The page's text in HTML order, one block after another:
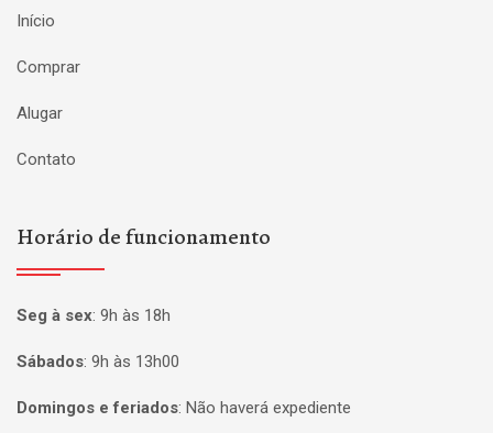
Início
Comprar
Alugar
Contato
Horário de funcionamento
Seg à sex: 9h às 18h
Sábados: 9h às 13h00
Domingos e feriados: Não haverá expediente